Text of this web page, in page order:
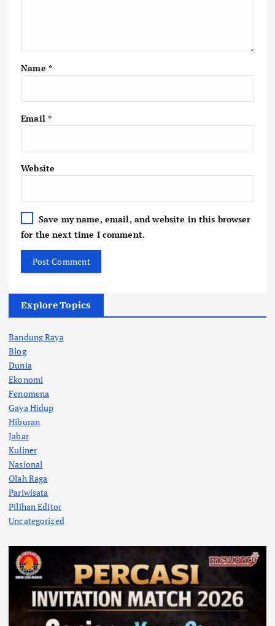
Name *
Email *
Website
Save my name, email, and website in this browser
for the next time I comment.
Explore Topics
Bandung Raya
Blog
Dunia
Ekonomi
Fenomena
Gaya Hidup
Hiburan
Jabar
Kuliner
Nasional
Olah Raga
Pariwisata
Pilihan Editor
Uncategorized